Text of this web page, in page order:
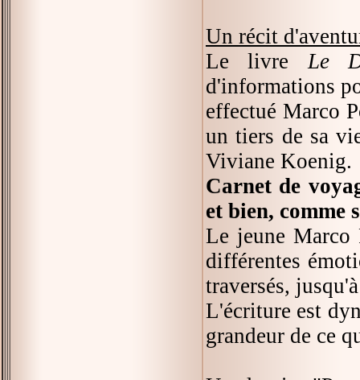
Un récit
Le livreLe
d'informations
effectué Marco
un tiers de sa
Viviane Koenig.
Carnet de
et bien,
Le jeune Marco
différentes
traversés,
L'écriture est
grandeur de ce